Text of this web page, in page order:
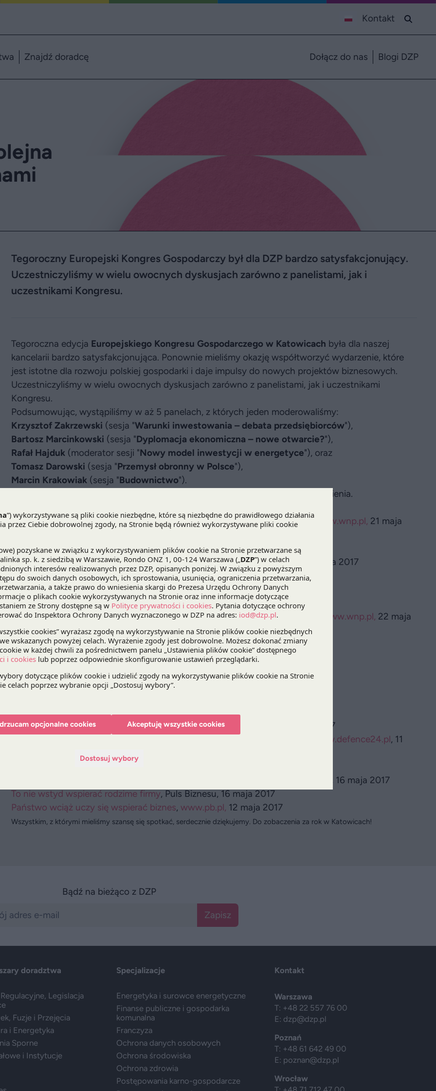
Kontakt
Znajdź doradcę Dołącz do nas Blogi DZP
Tegoroczny Europejski Kongres Gospodarczy był dla DZP bardzo satysfakcjonujący.
Uczestniczyliśmy w wielu owocnych dyskusjach zarówno z panelistami, jak i
uczestnikami Kongresu.
Tegoroczna edycja Europejskiego Kongresu Gospodarczego w Katowicach była dla naszej
kancelarii bardzo satysfakcjonująca. Ponownie mieliśmy okazję współtworzyć wydarzenie, które
jest istotne dla rozwoju polskiej gospodarki i daje impulsy do nowych projektów biznesowych.
Uczestniczyliśmy w wielu owocnych dyskusjach zarówno z panelistami, jak i uczestnikami
Kongresu.
Podsumowując, wystąpiliśmy w aż 5 panelach, z których jeden moderowaliśmy:
Krzysztof Zakrzewski (sesja "Warunki inwestowania – debata przedsiębiorców"),
Bartosz Marcinkowski (sesja "Dyplomacja ekonomiczna – nowe otwarcie?"),
Rafał Hajduk (moderator sesji "Nowy model inwestycji w energetyce"), oraz
Tomasz Darowski (sesja "Przemysł obronny w Polsce"),
Marcin Krakowiak (sesja "Budownictwo").
Zachęcamy do zapoznania się z materiałami podsumowującymi nasze wystąpienia.
EEC: To trudne czasy w biznesie. Ale najważniejszy jest zdrowy rozsądek, www.wnp.pl, 21 maja
Marcin Krakowiak:
W budownictwie nie ma miejsca na przesadny optymizm,www.wnp.pl,
21 maja 2017
Ostrożny optymizm budowlańców, Dziennik Gazeta Prawna, 15 maja 2017
Z jednej strony węgiel, z drugiej Europa, www.pb.pl,11 maja 2017
Rafał Hajduk:
Procedura tzw. żółtej kartki ws. pakietu zimowego. Co faktycznie oznacza?
www.wnp.pl, 22 maja
2017
EEC 2017: nowy model inwestycji w energetyce,www.wnp.pl,19 maja 2017
Musimy zagęszczać sieć i zwiększać moce, Puls Biznesu, 16 maja 2017
Inwestycje dadzą nam energię, Rzeczpospolita, 12 maja 2017
Tomasz Darowski:
Cywilny nadzór powinien hamować zapędy armii,www.wnp.pl,
Warto docenić polski przemysł obronny, Dziennik Gazeta Prawna, 12 maja 2017
http://www.defence24.pl, 11
, www.wnp.pl, 16 maja 2017
To nie wstyd wspierać rodzime firmy, Puls Biznesu, 16 maja 2017
Państwo wciąż uczy się wspierać biznes, www.pb.pl, 12 maja 2017
Wszystkim, z którymi mieliśmy szansę się spotkać, serdecznie dziękujemy. Do zobaczenia za rok w Katowicach!
Bądź na bieżąco z DZP
Zapisz
doradztwa
Legislacja
Fuzje i Przejęcia
i Energetyka
Sporne
i Instytucje
Specjalizacje
Energetyka i surowce energetyczne
Finanse publiczne i gospodarka
komunalna
Franczyza
Ochrona danych osobowych
Ochrona środowiska
Ochrona zdrowia
Postępowania karno-gospodarcze
Kontakt
Warszawa
T: +48 22 557 76 00
E: dzp@dzp.pl
Poznań
T: +48 61 642 49 00
E: poznan@dzp.pl
Wrocław
opcjonalne cookies Akceptuję wszystkie cookies
Dostosuj wybory